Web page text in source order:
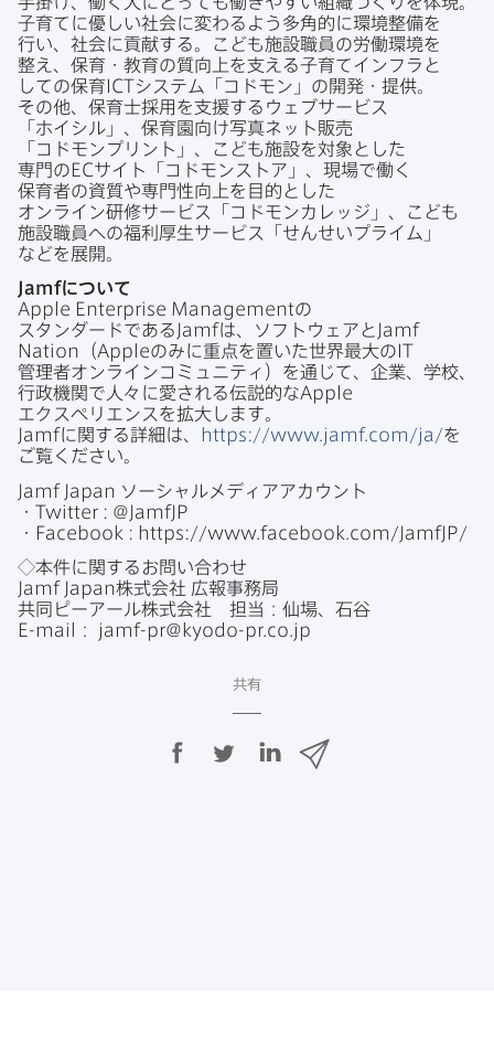
子育てに​優しい​社会に​変わるよう​多角的に​環境整備を​
行い、​社会に​貢献する。​こども​施設職員の​労働環境を​
整え、​保育・教育の​質向上を​支える​子育て​インフラと​
しての​保育ICTシステム​「コドモン」の​開発・提供。​
その他、​保育士採用を​支援する​ウェブサービス
「ホイシル」、​保育園向け写真ネット販売​
「コドモンプリント」、​こども​施設を​対象とした​
専門のECサイト​「コドモンストア」、​現場で​働く​
保育者の​資質や​専門性向上を​目的とした​
オンライン研修サービス​「コドモンカレッジ」、​こども​
施設職員への​福利厚生サービス​「せんせい​プライム」
などを​展開。
Jamfに​ついて
Apple Enterprise Managementの​
スタンダードである Jamfは、​ソフトウェアと Jamf
Nation （Appleのみに​重点を​置いた​世界最大の IT
管理者オンラインコミュニティ）を​通じて、​企業、​学校、​
行政機関で​人々に​愛される​伝説的なApple
エクスペリエンスを​拡大します。
Jamfに​関する​詳細は、 https://www. jamf. com /ja /を​
ご覧ください。
Jamf Japan ソーシャルメディアアカウント
・ Twitter : @JamfJP
・ Facebook : https://www.facebook com /JamfJP/
◇本件に​関する​お問い​合わせ
Jamf Japan株式会社 広報事務局
共同ピーアール株式会社
担当：仙場、石谷
E-mail
： jamf-pr@ kyodo-pr. co jp
共有
w